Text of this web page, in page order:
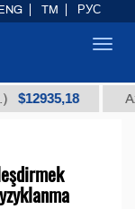
Az
ENG TM РУС